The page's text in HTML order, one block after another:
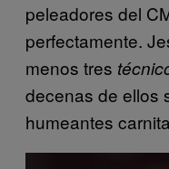
peleadores del
perfectamente.
menos tres
decenas de ellos
humeantes